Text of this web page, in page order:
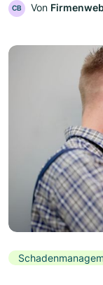
CB Von